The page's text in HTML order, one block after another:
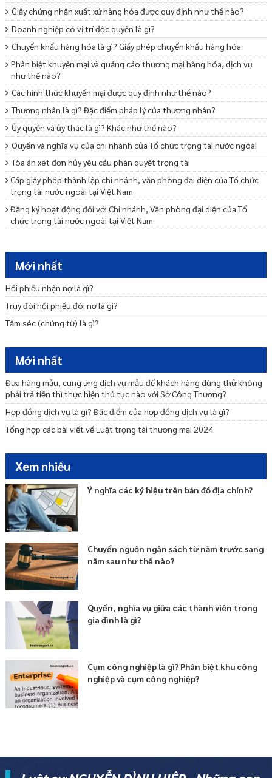
Giấy chứng nhận xuất xứ hàng hóa được quy định như thế nào?
Doanh nghiệp có vị trí độc quyền là gì?
Chuyển khẩu hàng hóa là gì? Giấy phép chuyển khẩu hàng hóa.
Phân biệt khuyến mại và quảng cáo thương mại hàng hóa, dịch vụ
như thế nào?
Các hình thức khuyến mại được quy định như thế nào?
Thương nhân là gì? Đặc điểm pháp lý của thương nhân?
Ủy quyền và ủy thác là gì? Khác như thế nào?
Quyền và nghĩa vụ của chi nhánh của Tổ chức trọng tài nước ngoài
Tòa án xét đơn hủy yêu cầu phán quyết trọng tài
Cấp giấy phép thành lập chi nhánh, văn phòng đại diện của Tổ chức
trọng tài nước ngoài tại Việt Nam
Đăng ký hoạt động đối với Chi nhánh, Văn phòng đại diện của Tổ
chức trọng tài nước ngoài tại Việt Nam
Toà án có được từ chối thụ lý trong trường hợp các bên có thoả
thuận trọng tài không?
Tính độc lập của thỏa thuận trọng tài
Trọng tài thương mại là gì?
Thu hồi Giấy phép thành lập, giấy đăng ký hoạt động của Trung tâm
Thu hồi Giấy phép thành lập, Giấy đăng ký hoạt động của Chi nhánh,
Giấy phép thành lập Văn phòng đại diện của Tổ chức trọng tài nước
ngoài tại Việt Nam
Mới nhất
Hối phiếu nhận nợ là gì?
Truy đòi hối phiếu đòi nợ là gì?
Tấm séc (chứng từ) là gì?
Mới nhất
Đưa hàng mẫu, cung ứng dịch vụ mẫu để khách hàng dùng thử không
phải trả tiền thì thực hiện thủ tục nào với Sở Công Thương?
Hợp đồng dịch vụ là gì? Đặc điểm của hợp đồng dịch vụ là gì?
Tổng hợp các bài viết về Luật trọng tài thương mại 2024
Xem nhiều
Ý nghĩa các ký hiệu trên bản đồ địa chính?
Chuyển nguồn ngân sách từ năm trước sang
năm sau như thế nào?
Quyền, nghĩa vụ giữa các thành viên trong
gia đình là gì?
Cụm công nghiệp là gì? Phân biệt khu công
nghiệp và cụm công nghiệp?